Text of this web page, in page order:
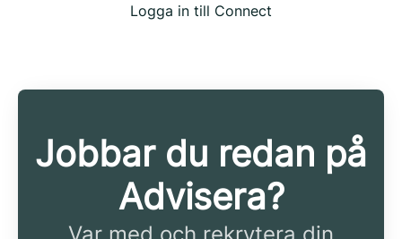
Logga in till Connect
Jobbar du redan på
Advisera?